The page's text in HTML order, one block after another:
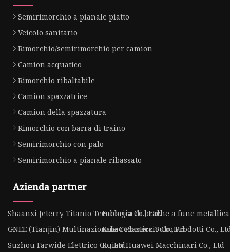
Semirimorchio a pianale piatto
Veicolo sanitario
Rimorchio/semirimorchio per camion
Camion acquatico
Rimorchio ribaltabile
Camion spazzatrice
Camion della spazzatura
Rimorchio con barra di traino
Semirimorchio con palo
Semirimorchio a pianale ribassato
Azienda partner
Shaanxi Jeterry Titanio Tecnologia Co., Ltd.Fabbrica di brache a fune metallica
GNEE (Tianjin) Multinazionale Commercio Co.,Ltd
Ruiao Plastica Tubo Prodotti Co.,
Suzhou Farwide Elettrico Co., Ltd.Ruian Huawei Macchinari Co., Ltd